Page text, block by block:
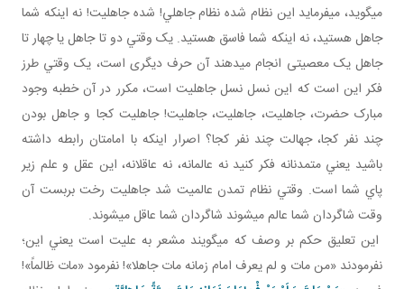
مي گويد، مي فرمايد اين نظام شده نظام جاهلي! شده جاهليت! نه اينکه شما
جاهل هستيد، نه اينکه شما فاسق هستيد. يک وقتي دو تا جاهل يا چهار تا
جاهل يک معصيتی انجام می­دهند آن حرف ديگری است، يک وقتي طرز
فکر اين است که اين نسل نسل جاهليت است، مکرر در آن خطبه وجود
مبارک حضرت، جاهليت، جاهليت، جاهليت! جاهليت کجا و جاهل بودن
چند نفر کجا، جهالت چند نفر کجا؟ اصرار اينکه با امامتان رابطه داشته
باشيد يعني متمدنانه فکر کنيد نه عالمانه، نه عاقلانه، اين عقل و علم زير
پاي شما است. وقتي نظام تمدن عالميت شد جاهليت رخت بربست آن
وقت شاگردان شما عالم مي شوند شاگردان شما عاقل مي شوند.
اين تعليق حکم بر وصف که مي گويند مشعر به عليت است يعني اين؛
نفرمودند «من مات و لم يعرف امام زمانه مات جاهلا»! نفرمود «مات ظالماً»!